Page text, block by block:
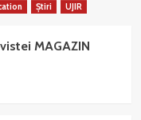
Știri UJIR
MAGAZIN